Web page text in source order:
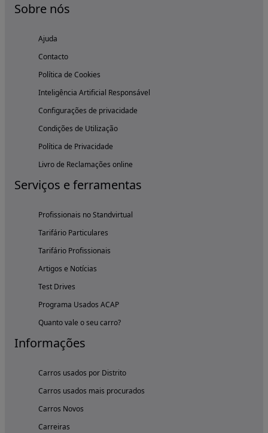
Sobre nós
Ajuda
Contacto
Política de Cookies
Inteligência Artificial Responsável
Configurações de privacidade
Condições de Utilização
Política de Privacidade
Livro de Reclamações online
Serviços e ferramentas
Profissionais no Standvirtual
Tarifário Particulares
Tarifário Profissionais
Artigos e Notícias
Test Drives
Programa Usados ACAP
Quanto vale o seu carro?
Informações
Carros usados por Distrito
Carros usados mais procurados
Carros Novos
Carreiras